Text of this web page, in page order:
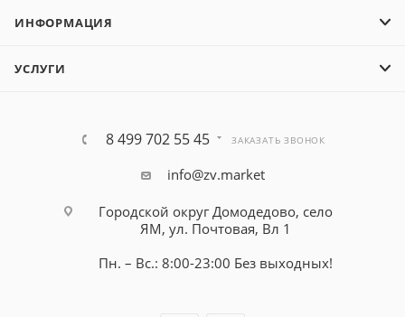
ИНФОРМАЦИЯ
УСЛУГИ
8 499 702 55 45 ЗАКАЗАТЬ ЗВОНОК
info@zv.market
Городской округ Домодедово, село
ЯМ, ул. Почтовая, Вл 1
Пн. – Вс.: 8:00-23:00 Без выходных!